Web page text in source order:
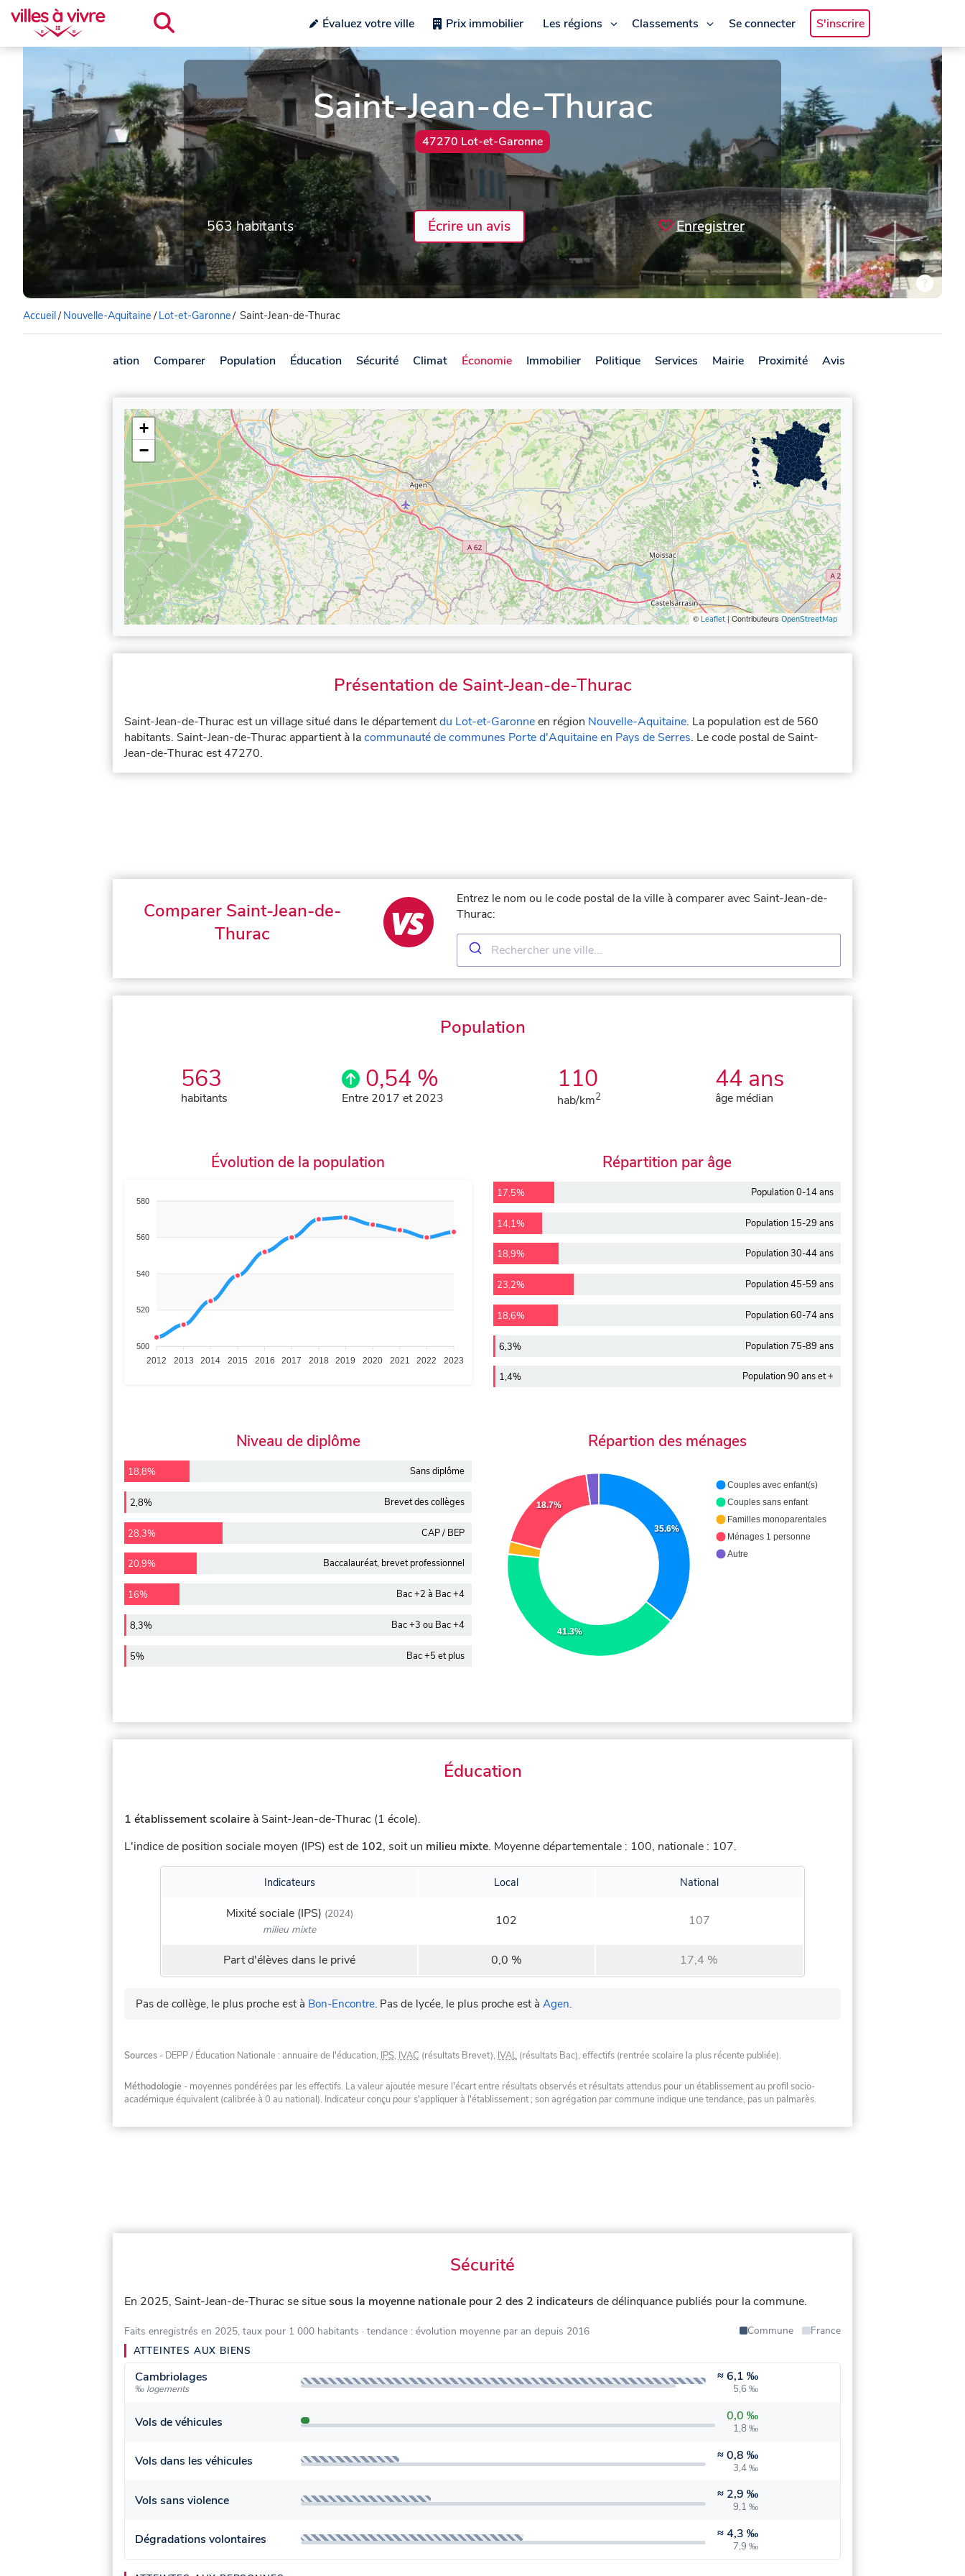
Évaluez votre ville Prix immobilier Les régions Classements Se connecter S'inscrire
Saint-Jean-de-Thurac
47270 Lot-et-Garonne
563 habitants Écrire un avis Enregistrer
Accueil/ Nouvelle-Aquitaine/ Lot-et-Garonne/ Saint-Jean-de-Thurac
Présentation Comparer Population Éducation Sécurité Climat Économie Immobilier Politique Services Mairie Proximité Avis
+
−
© Leaflet | ContributeursOpenStreetMap
Présentation de Saint-Jean-de-Thurac
Saint-Jean-de-Thurac est un village situé dans le départementdu Lot-et-Garonneen région Nouvelle-Aquitaine. La population est de 560
habitants. Saint-Jean-de-Thurac appartient à lacommunauté de communes Porte d'Aquitaine en Pays de Serres. Le code postal de Saint-
Jean-de-Thurac est 47270.
Comparer Saint-Jean-de-
Thurac
Entrez le nom ou le code postal de la ville à comparer avec Saint-Jean-de-
Thurac:
Population
563
habitants
0,54 %
Entre 2017 et 2023
110
hab/km2
44 ans
âge médian
Évolution de la population
580
560
540
520
500
2012 2013 2014 2015 2016 2017 2018 2019 2020 2021 2022 2023
Répartition par âge
17,5% Population 0-14 ans
14,1% Population 15-29 ans
18,9% Population 30-44 ans
23,2% Population 45-59 ans
18,6% Population 60-74 ans
6,3% Population 75-89 ans
1,4% Population 90 ans et +
Niveau de diplôme
18,8% Sans diplôme
2,8% Brevet des collèges
28,3% CAP / BEP
20,9% Baccalauréat, brevet professionnel
16% Bac +2 à Bac +4
8,3% Bac +3 ou Bac +4
5% Bac +5 et plus
Répartion des ménages
35.6%
41.3%
18.7%
Couples avec enfant(s)
Couples sans enfant
Familles monoparentales
Ménages 1 personne
Autre
Éducation
1 établissement scolaire à Saint-Jean-de-Thurac (1 école).
L'indice de position sociale moyen (IPS) est de 102, soit un milieu mixte. Moyenne départementale : 100, nationale : 107.
Indicateurs Local National
Mixité sociale (IPS) (2024)
milieu mixte
102 107
Part d'élèves dans le privé 0,0 % 17,4 %
Pas de collège, le plus proche est à Bon-Encontre. Pas de lycée, le plus proche est à Agen.
Sources - DEPP / Éducation Nationale : annuaire de l'éducation, IPS, IVAC (résultats Brevet), IVAL (résultats Bac), effectifs (rentrée scolaire la plus récente publiée).
Méthodologie - moyennes pondérées par les effectifs. La valeur ajoutée mesure l'écart entre résultats observés et résultats attendus pour un établissement au profil socio-
académique équivalent (calibrée à 0 au national). Indicateur conçu pour s'appliquer à l'établissement ; son agrégation par commune indique une tendance, pas un palmarès.
Sécurité
En 2025, Saint-Jean-de-Thurac se situesous la moyenne nationale pour 2 des 2 indicateurs de délinquance publiés pour la commune.
Faits enregistrés en 2025, taux pour 1 000 habitants · tendance : évolution moyenne par an depuis 2016 Commune
France
ATTEINTES AUX BIENS
Cambriolages
‰ logements
≈6,1 ‰
5,6 ‰
Vols de véhicules 0,0 ‰
1,8 ‰
Vols dans les véhicules ≈0,8 ‰
3,4 ‰
Vols sans violence ≈ 2,9 ‰
9,1 ‰
Dégradations volontaires ≈4,3 ‰
7,9 ‰